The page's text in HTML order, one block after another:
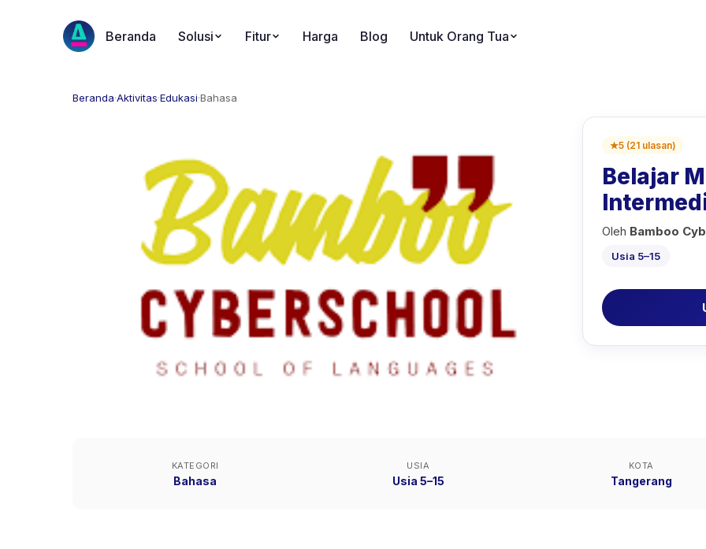
Beranda Solusi Fitur Harga Blog Untuk Orang Tua
Beranda·Aktivitas·Edukasi·Bahasa
★5 (21 ulasan)
Belajar
Oleh Bamboo
Usia 5–15
KATEGORI
Bahasa
USIA
Usia 5–15
KOTA
Tangerang